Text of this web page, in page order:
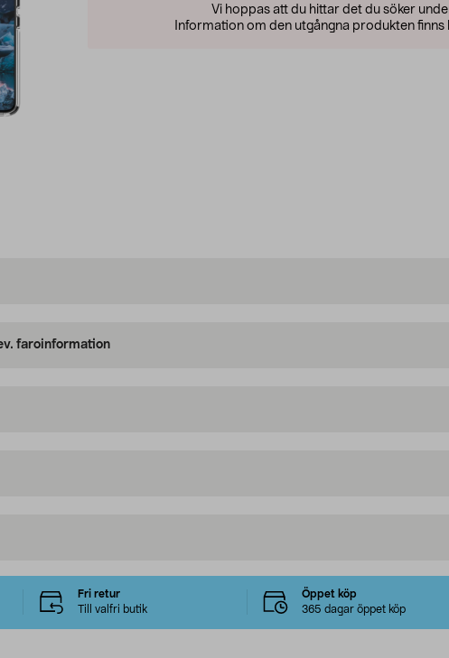
Vi hoppas att du hittar det du söker
Information om den utgångna produkten finns
faroinformation
Fri retur
Till valfri butik
Öppet köp
365 dagar öppet köp